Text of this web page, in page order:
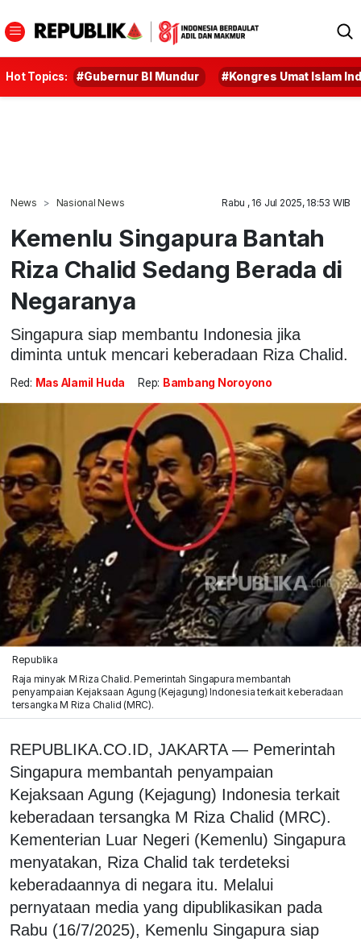
Hot Topics: #Gubernur BI Mundur #Kongres Umat Islam
News Nasional News Rabu , 16 Jul 2025, 18:53 WIB
Kemenlu Singapura Bantah
Riza Chalid Sedang Berada di
Negaranya
Singapura siap membantu Indonesia jika
diminta untuk mencari keberadaan Riza Chalid.
Red: Mas Alamil Huda Rep: Bambang Noroyono
Republika
Raja minyak M Riza Chalid. Pemerintah Singapura membantah
penyampaian Kejaksaan Agung (Kejagung) Indonesia terkait keberadaan
tersangka M Riza Chalid (MRC).
REPUBLIKA.CO.ID, JAKARTA — Pemerintah
Singapura membantah penyampaian
Kejaksaan Agung (Kejagung) Indonesia terkait
keberadaan tersangka M Riza Chalid (MRC).
Kementerian Luar Negeri (Kemenlu) Singapura
menyatakan, Riza Chalid tak terdeteksi
keberadaannya di negara itu. Melalui
pernyataan media yang dipublikasikan pada
Rabu (16/7/2025), Kemenlu Singapura siap